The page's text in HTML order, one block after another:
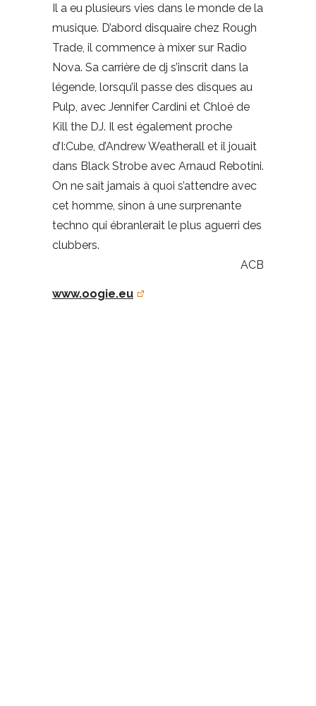
Il a eu plusieurs vies dans le monde de la
musique. D’abord disquaire chez Rough
Trade, il commence à mixer sur Radio
Nova. Sa carrière de dj s’inscrit dans la
légende, lorsqu’il passe des disques au
Pulp, avec Jennifer Cardini et Chloé de
Kill the DJ. Il est également proche
d’I:Cube, d’Andrew Weatherall et il jouait
dans Black Strobe avec Arnaud Rebotini.
On ne sait jamais à quoi s’attendre avec
cet homme, sinon à une surprenante
techno qui ébranlerait le plus aguerri des
clubbers.
ACB
www.oogie.eu